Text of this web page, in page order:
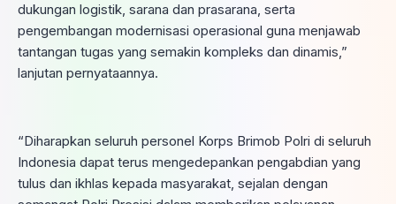
dukungan logistik, sarana dan prasarana, serta
pengembangan modernisasi operasional guna menjawab
tantangan tugas yang semakin kompleks dan dinamis,”
lanjutan pernyataannya.
“Diharapkan seluruh personel Korps Brimob Polri di seluruh
Indonesia dapat terus mengedepankan pengabdian yang
tulus dan ikhlas kepada masyarakat, sejalan dengan